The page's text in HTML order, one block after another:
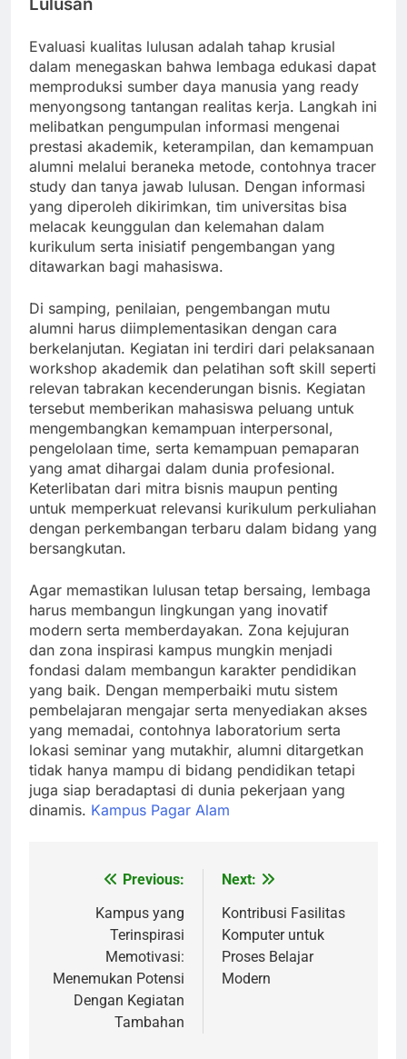
Lulusan
Evaluasi kualitas lulusan adalah tahap krusial
dalam menegaskan bahwa lembaga edukasi dapat
memproduksi sumber daya manusia yang ready
menyongsong tantangan realitas kerja. Langkah ini
melibatkan pengumpulan informasi mengenai
prestasi akademik, keterampilan, dan kemampuan
alumni melalui beraneka metode, contohnya tracer
study dan tanya jawab lulusan. Dengan informasi
yang diperoleh dikirimkan, tim universitas bisa
melacak keunggulan dan kelemahan dalam
kurikulum serta inisiatif pengembangan yang
ditawarkan bagi mahasiswa.
Di samping, penilaian, pengembangan mutu
alumni harus diimplementasikan dengan cara
berkelanjutan. Kegiatan ini terdiri dari pelaksanaan
workshop akademik dan pelatihan soft skill seperti
relevan tabrakan kecenderungan bisnis. Kegiatan
tersebut memberikan mahasiswa peluang untuk
mengembangkan kemampuan interpersonal,
pengelolaan time, serta kemampuan pemaparan
yang amat dihargai dalam dunia profesional.
Keterlibatan dari mitra bisnis maupun penting
untuk memperkuat relevansi kurikulum perkuliahan
dengan perkembangan terbaru dalam bidang yang
bersangkutan.
Agar memastikan lulusan tetap bersaing, lembaga
harus membangun lingkungan yang inovatif
modern serta memberdayakan. Zona kejujuran
dan zona inspirasi kampus mungkin menjadi
fondasi dalam membangun karakter pendidikan
yang baik. Dengan memperbaiki mutu sistem
pembelajaran mengajar serta menyediakan akses
yang memadai, contohnya laboratorium serta
lokasi seminar yang mutakhir, alumni ditargetkan
tidak hanya mampu di bidang pendidikan tetapi
juga siap beradaptasi di dunia pekerjaan yang
dinamis. Kampus Pagar Alam
navigation
Previous:
Kampus yang
Terinspirasi
Memotivasi:
Menemukan Potensi
Dengan Kegiatan
Tambahan
Next:
Kontribusi Fasilitas
Komputer untuk
Proses Belajar
Modern